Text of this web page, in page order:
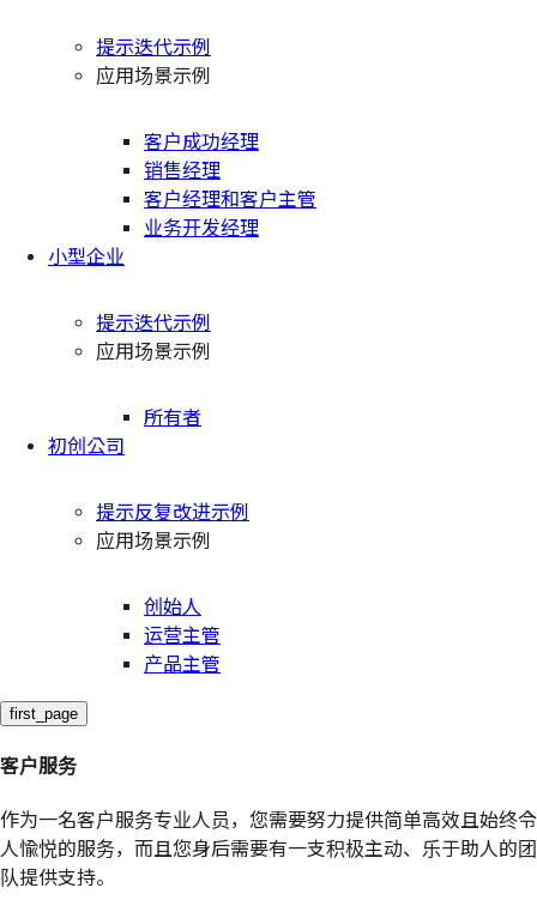
提示迭代示例
应用场景示例
客户成功经理
销售经理
客户经理和客户主管
业务开发经理
小型企业
提示迭代示例
应用场景示例
所有者
初创公司
提示反复改进示例
应用场景示例
创始人
运营主管
产品主管
first_page
客户服务
作为一名客户服务专业人员，您需要努力提供简单高效且始终令
人愉悦的服务，而且您身后需要有一支积极主动、乐于助人的团
队提供支持。